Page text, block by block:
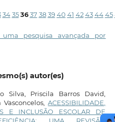
34 35 36 37 38 39 40 41 42 43 44 45
uma pesquisa avançada por
autor(es)
Silva, Priscila Barros David,
Vasconcelos,ACESSIBILIDADE,
E INCLUSÃO ESCOLAR DE